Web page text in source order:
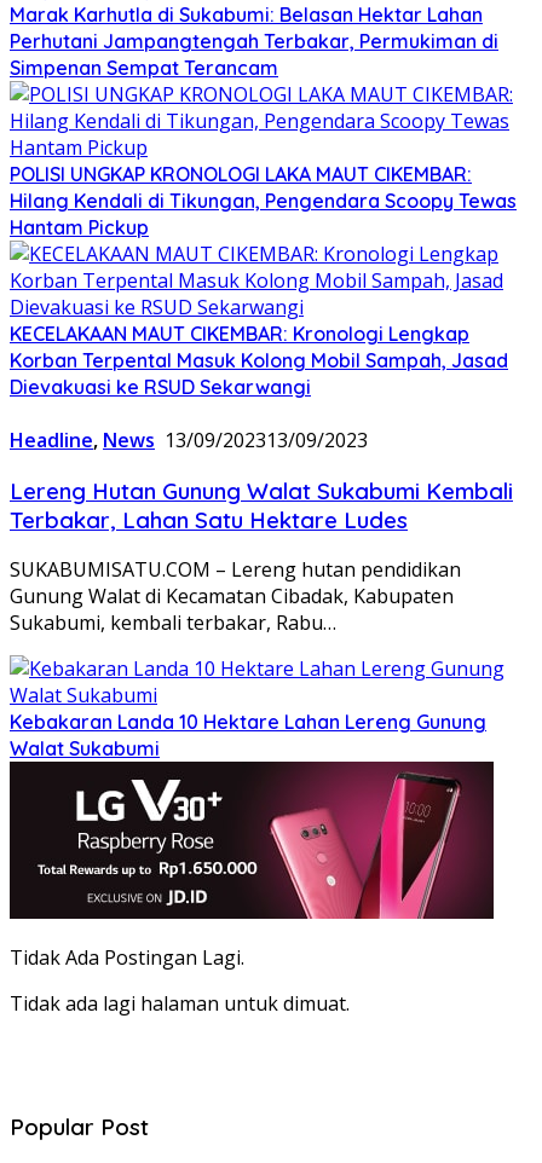
Marak Karhutla di Sukabumi: Belasan Hektar Lahan
Perhutani Jampangtengah Terbakar, Permukiman di
Simpenan Sempat Terancam
POLISI UNGKAP KRONOLOGI LAKA MAUT CIKEMBAR:
Hilang Kendali di Tikungan, Pengendara Scoopy Tewas
Hantam Pickup
KECELAKAAN MAUT CIKEMBAR: Kronologi Lengkap
Korban Terpental Masuk Kolong Mobil Sampah, Jasad
Dievakuasi ke RSUD Sekarwangi
Headline, News 13/09/202313/09/2023
Lereng Hutan Gunung Walat Sukabumi Kembali
Terbakar, Lahan Satu Hektare Ludes
SUKABUMISATU.COM – Lereng hutan pendidikan
Gunung Walat di Kecamatan Cibadak, Kabupaten
Sukabumi, kembali terbakar, Rabu…
Kebakaran Landa 10 Hektare Lahan Lereng Gunung
Walat Sukabumi
Tidak Ada Postingan Lagi.
Tidak ada lagi halaman untuk dimuat.
Popular Post